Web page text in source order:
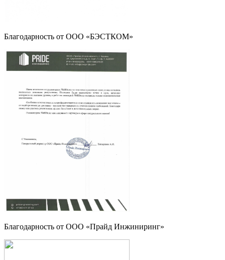
Благодарность от ООО «БЭСТКОМ»
Благодарность от ООО «Прайд Инжиниринг»